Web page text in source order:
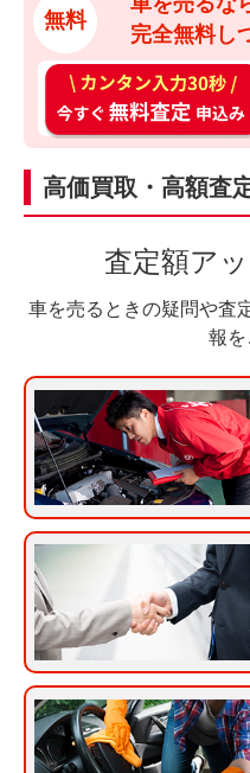
無料
完全無料し
カ
ン
タ
ン
入
秒
す
ぐ
無
料
査
定
申
込
み
高価買取・高額査
査定額ア
車を売るときの疑問や査
報を